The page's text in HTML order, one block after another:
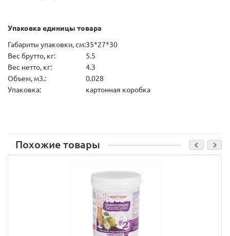
Упаковка единицы товара
Габариты упаковки, см:35*27*30
Вес брутто, кг:
5.5
Вес нетто, кг:
4.3
Объем, м3.:
0.028
Упаковка:
картонная коробка
Похожие товары